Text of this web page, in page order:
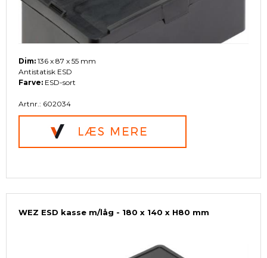
Dim: 136 x 87 x 55 mm
Antistatisk ESD
Farve: ESD-sort
Artnr.: 602034
WEZ ESD kasse m/låg - 180 x 140 x H80 mm